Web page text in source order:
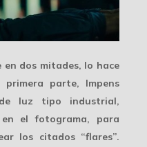
dos mitades, lo hace
parte, Impens
luz tipo industrial,
en el fotograma, para
los citados “flares”.